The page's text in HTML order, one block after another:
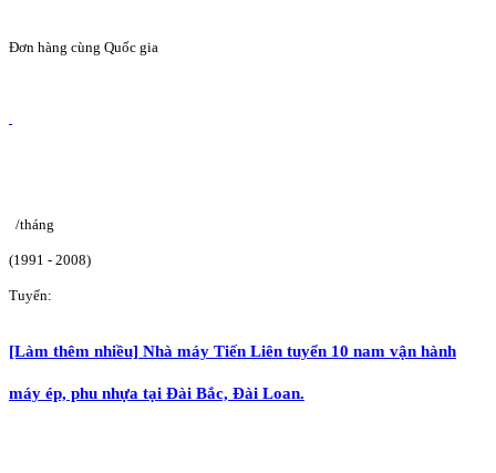
Đơn hàng cùng Quốc gia
/tháng
(1991 - 2008)
Tuyển:
[Làm thêm nhiều] Nhà máy Tiến Liên tuyển 10 nam vận hành
máy ép, phu nhựa tại Đài Bắc, Đài Loan.